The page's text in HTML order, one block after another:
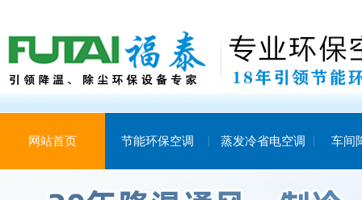
网站首页 节能环保空调 蒸发冷省电空调 车间